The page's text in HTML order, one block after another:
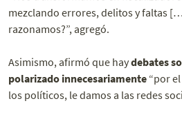
mezclando errores, delitos y faltas
razonamos?”, agregó.
Asimismo, afirmó que haydebates
polarizado innecesariamente “por
los políticos, le damos a las redes